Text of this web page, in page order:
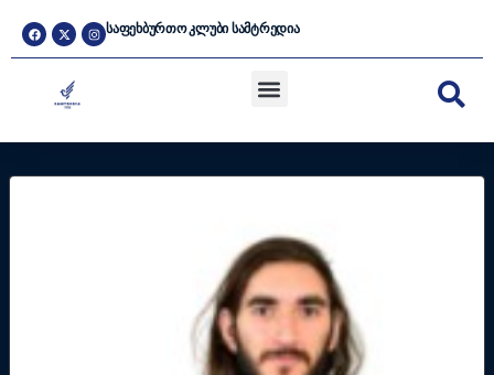
ᲡᲐᲤᲔᲮᲑᲣᲠᲗᲝ ᲙᲚᲣᲑᲘ ᲡᲐᲛᲢᲠᲔᲓᲘᲐ